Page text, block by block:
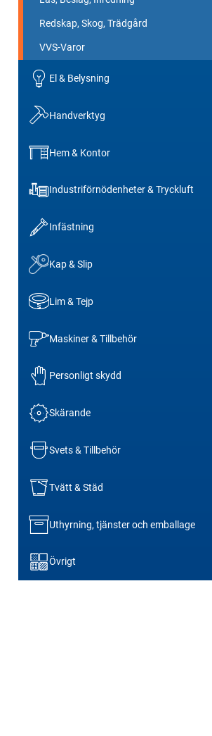
Redskap, Skog, Trädgård
VVS-Varor
El & Belysning
Handverktyg
Hem & Kontor
Industriförnödenheter & Tryckluft
Infästning
Kap & Slip
Lim & Tejp
Maskiner & Tillbehör
Personligt skydd
Skärande
Svets & Tillbehör
Tvätt & Städ
Uthyrning, tjänster och emballage
Övrigt